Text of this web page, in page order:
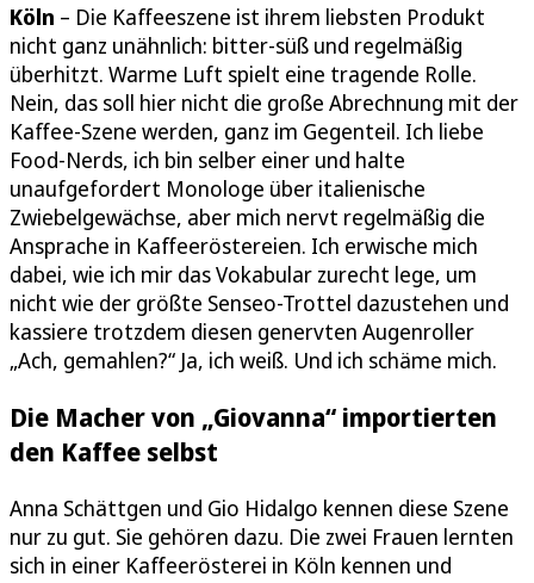
Köln – Die Kaffeeszene ist ihrem liebsten Produkt
nicht ganz unähnlich: bitter-süß und regelmäßig
überhitzt. Warme Luft spielt eine tragende Rolle.
Nein, das soll hier nicht die große Abrechnung mit der
Kaffee-Szene werden, ganz im Gegenteil. Ich liebe
Food-Nerds, ich bin selber einer und halte
unaufgefordert Monologe über italienische
Zwiebelgewächse, aber mich nervt regelmäßig die
Ansprache in Kaffeeröstereien. Ich erwische mich
dabei, wie ich mir das Vokabular zurecht lege, um
nicht wie der größte Senseo-Trottel dazustehen und
kassiere trotzdem diesen genervten Augenroller
„Ach, gemahlen?“ Ja, ich weiß. Und ich schäme mich.
Die Macher von „Giovanna“ importierten
den Kaffee selbst
Anna Schättgen und Gio Hidalgo kennen diese Szene
nur zu gut. Sie gehören dazu. Die zwei Frauen lernten
sich in einer Kaffeerösterei in Köln kennen und